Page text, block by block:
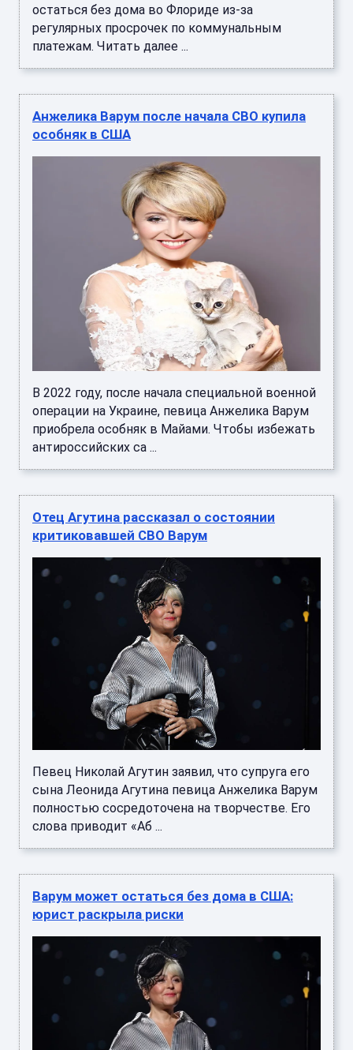
остаться без дома во Флориде из-за
регулярных просрочек по коммунальным
платежам. Читать далее ...
Анжелика Варум после начала СВО купила
особняк в США
В 2022 году, после начала специальной военной
операции на Украине, певица Анжелика Варум
приобрела особняк в Майами. Чтобы избежать
антироссийских са ...
Отец Агутина рассказал о состоянии
критиковавшей СВО Варум
Певец Николай Агутин заявил, что супруга его
сына Леонида Агутина певица Анжелика Варум
полностью сосредоточена на творчестве. Его
слова приводит «Аб ...
Варум может остаться без дома в США:
юрист раскрыла риски